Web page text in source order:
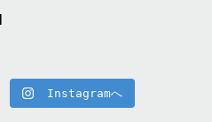
Instagramへ